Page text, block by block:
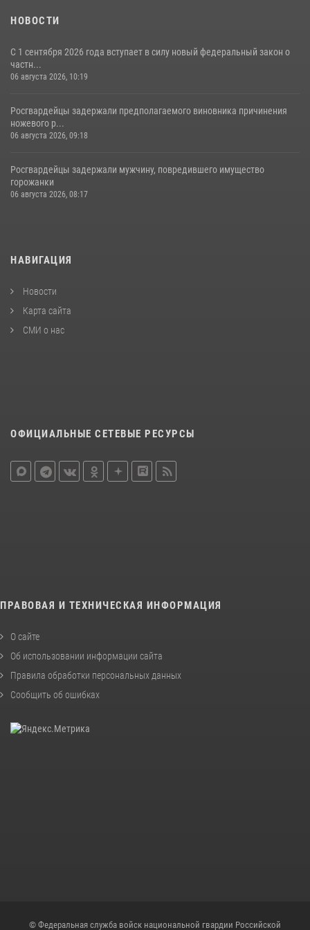
НОВОСТИ
С 1 сентября 2026 года вступает в силу новый федеральный закон о
частн...
06 августа 2026, 10:19
Росгвардейцы задержали предполагаемого виновника причинения
ножевого р...
06 августа 2026, 09:18
Росгвардейцы задержали мужчину, повредившего имущество
горожанки
06 августа 2026, 08:17
НАВИГАЦИЯ
Новости
Карта сайта
СМИ о нас
ОФИЦИАЛЬНЫЕ СЕТЕВЫЕ РЕСУРСЫ
ПРАВОВАЯ И ТЕХНИЧЕСКАЯ ИНФОРМАЦИЯ
О сайте
Об использовании информации сайта
Правила обработки персональных данных
Сообщить об ошибках
© Федеральная служба войск национальной гвардии Российской